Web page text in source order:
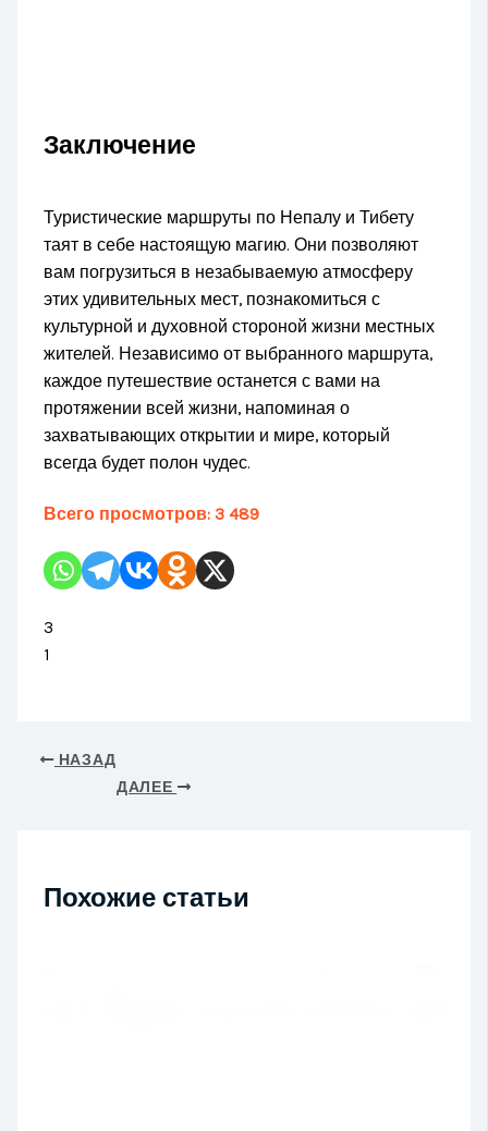
Заключение
Туристические маршруты по Непалу и Тибету
таят в себе настоящую магию. Они позволяют
вам погрузиться в незабываемую атмосферу
этих удивительных мест, познакомиться с
культурной и духовной стороной жизни местных
жителей. Независимо от выбранного маршрута,
каждое путешествие останется с вами на
протяжении всей жизни, напоминая о
захватывающих открытии и мире, который
всегда будет полон чудес.
Всего просмотров: 3 489
3
1
НАЗАД
ДАЛЕЕ
Похожие статьи